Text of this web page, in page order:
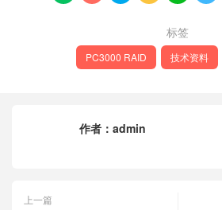
标签
PC3000 RAID 技术资料
作者： admin
上一篇